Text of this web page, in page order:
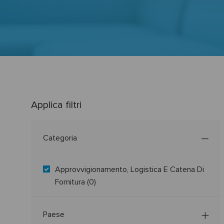
Applica filtri
Categoria
CategoriaApprovvigionamento, Logistica E Catena Di
Fornitura (0)
Paese